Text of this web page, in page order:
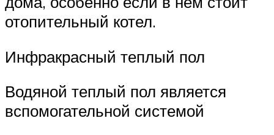
отопительный котел.
Инфракрасный теплый пол
Водяной теплый пол является
вспомогательной системой